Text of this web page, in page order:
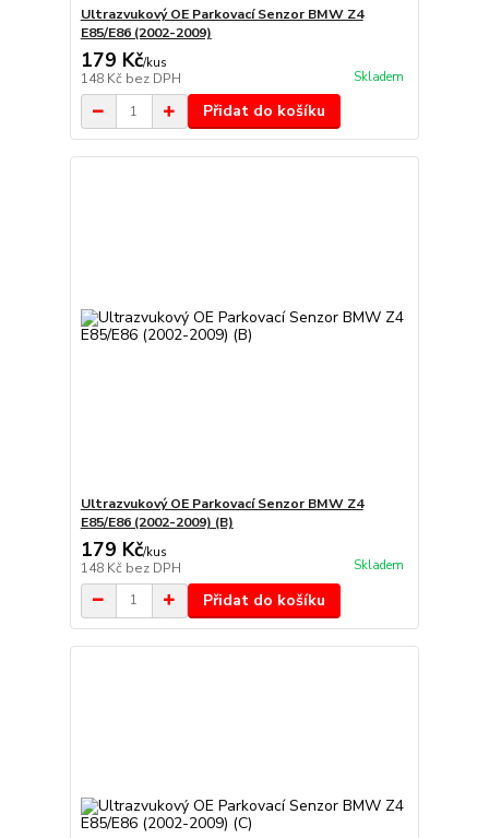
Ultrazvukový OE Parkovací Senzor BMW Z4
E85/E86 (2002-2009)
179 Kč/kus
148 Kč bez DPH Skladem
Přidat do košíku
Ultrazvukový OE Parkovací Senzor BMW Z4
E85/E86 (2002-2009) (B)
179 Kč/kus
148 Kč bez DPH Skladem
Přidat do košíku